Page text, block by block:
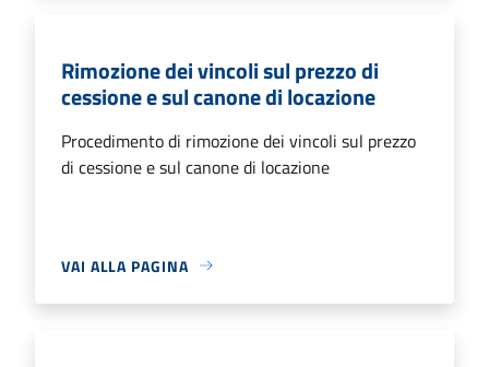
Rimozione dei vincoli sul prezzo di
cessione e sul canone di locazione
Procedimento di rimozione dei vincoli sul prezzo
di cessione e sul canone di locazione
VAI ALLA PAGINA